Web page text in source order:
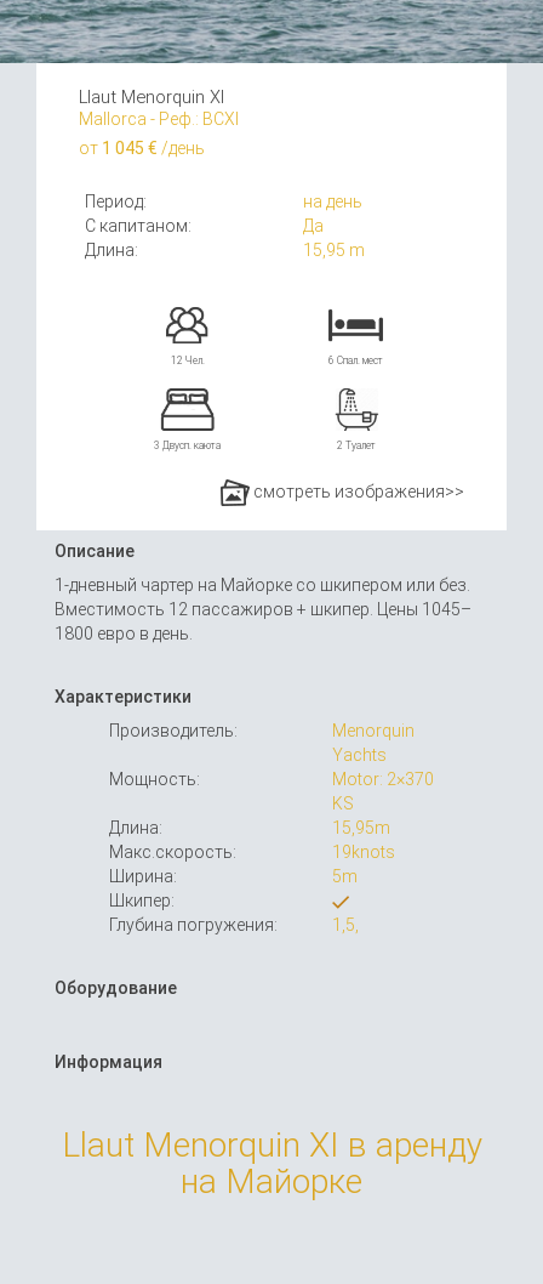
Llaut Menorquin XI
Mallorca - Реф.: BCXI
от 1 045 € /день
Период:
на день
С капитаном:
Да
Длина:
15,95 m
12 Чел. 6 Спал. мест
3 Двусп. каюта 2 Туалет
смотреть изображения>>
Описание
1-дневный чартер на Майорке со шкипером или без.
Вместимость 12 пассажиров + шкипер. Цены 1045–
1800 евро в день.
Характеристики
Производитель:
Menorquin
Yachts
Мощность:
Motor: 2×370
KS
Длина:
15,95m
Макс.скорость:
19knots
Ширина:
5m
Шкипер:
Глубина погружения:
1,5,
Оборудование
Информация
Llaut Menorquin XI в аренду
на Майорке